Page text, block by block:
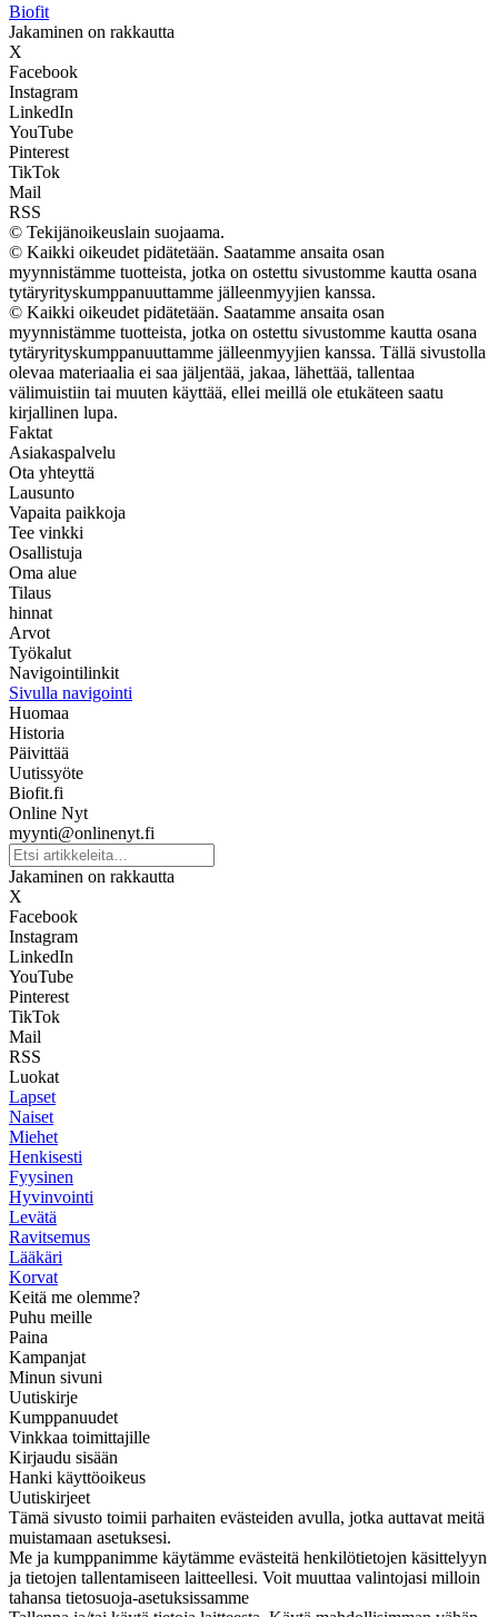
Biofit
Jakaminen on rakkautta
X
Facebook
Instagram
LinkedIn
YouTube
Pinterest
TikTok
Mail
RSS
© Tekijänoikeuslain suojaama.
© Kaikki oikeudet pidätetään. Saatamme ansaita osan
myynnistämme tuotteista, jotka on ostettu sivustomme kautta osana
tytäryrityskumppanuuttamme jälleenmyyjien kanssa.
© Kaikki oikeudet pidätetään. Saatamme ansaita osan
myynnistämme tuotteista, jotka on ostettu sivustomme kautta osana
tytäryrityskumppanuuttamme jälleenmyyjien kanssa. Tällä sivustolla
olevaa materiaalia ei saa jäljentää, jakaa, lähettää, tallentaa
välimuistiin tai muuten käyttää, ellei meillä ole etukäteen saatu
kirjallinen lupa.
Faktat
Asiakaspalvelu
Ota yhteyttä
Lausunto
Vapaita paikkoja
Tee vinkki
Osallistuja
Oma alue
Tilaus
hinnat
Arvot
Työkalut
Navigointilinkit
Sivulla navigointi
Huomaa
Historia
Päivittää
Uutissyöte
Biofit.fi
Online Nyt
myynti@onlinenyt.fi
Jakaminen on rakkautta
X
Facebook
Instagram
LinkedIn
YouTube
Pinterest
TikTok
Mail
RSS
Luokat
Lapset
Naiset
Miehet
Henkisesti
Fyysinen
Hyvinvointi
Levätä
Ravitsemus
Lääkäri
Korvat
Keitä me olemme?
Puhu meille
Paina
Kampanjat
Minun sivuni
Uutiskirje
Kumppanuudet
Vinkkaa toimittajille
Kirjaudu sisään
Hanki käyttöoikeus
Uutiskirjeet
Tämä sivusto toimii parhaiten evästeiden avulla, jotka auttavat meitä
muistamaan asetuksesi.
Me ja kumppanimme käytämme evästeitä henkilötietojen käsittelyyn
ja tietojen tallentamiseen laitteellesi. Voit muuttaa valintojasi milloin
tahansa tietosuoja-asetuksissamme